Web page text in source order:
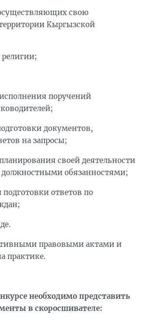
свою
Кыргызской
поручений
документов,
на запросы;
своей деятельности
должностными обязанностями;
ответов по
правовыми актами и
практике.
необходимо представить
в скоросшивателе: